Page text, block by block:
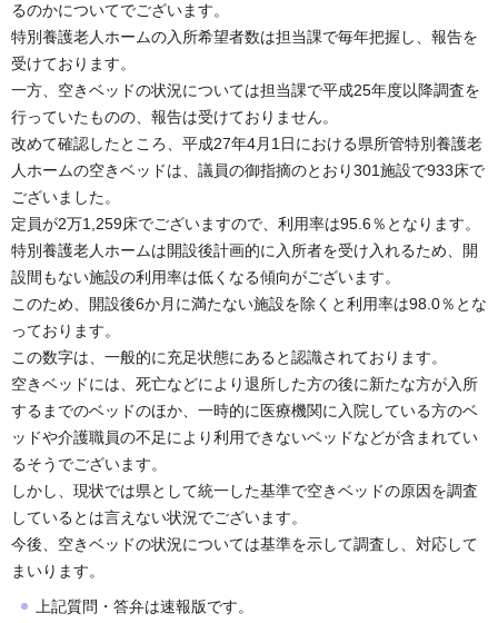
るのかについてでございます。
特別養護老人ホームの入所希望者数は担当課で毎年把握し、報告を
受けております。
一方、空きベッドの状況については担当課で平成25年度以降調査を
行っていたものの、報告は受けておりません。
改めて確認したところ、平成27年4月1日における県所管特別養護老
人ホームの空きベッドは、議員の御指摘のとおり301施設で933床で
ございました。
定員が2万1,259床でございますので、利用率は95.6％となります。
特別養護老人ホームは開設後計画的に入所者を受け入れるため、開
設間もない施設の利用率は低くなる傾向がございます。
このため、開設後6か月に満たない施設を除くと利用率は98.0％とな
っております。
この数字は、一般的に充足状態にあると認識されております。
空きベッドには、死亡などにより退所した方の後に新たな方が入所
するまでのベッドのほか、一時的に医療機関に入院している方のベ
ッドや介護職員の不足により利用できないベッドなどが含まれてい
るそうでございます。
しかし、現状では県として統一した基準で空きベッドの原因を調査
しているとは言えない状況でございます。
今後、空きベッドの状況については基準を示して調査し、対応して
まいります。
上記質問・答弁は速報版です。